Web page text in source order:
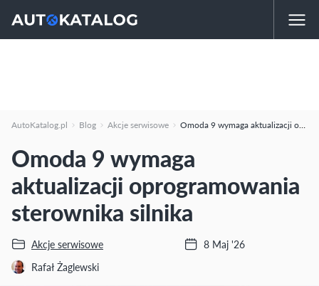
AutoKatalog.pl Blog Akcje serwisowe Omoda 9 wymaga aktualizacji oprogramowania sterownika silnika
Omoda 9 wymaga
aktualizacji oprogramowania
sterownika silnika
Akcje serwisowe
Rafał Żaglewski
8 Maj '26